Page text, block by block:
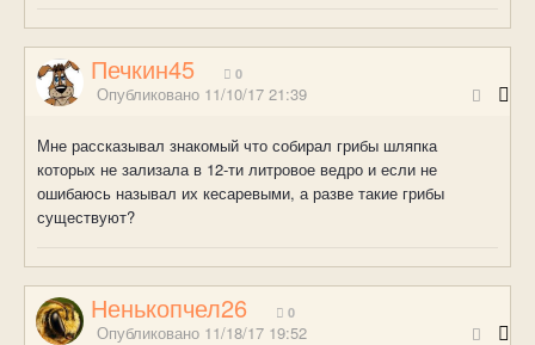
Печкин45 0
Опубликовано 11/10/17 21:39
Мне рассказывал знакомый что собирал грибы шляпка
которых не зализала в 12-ти литровое ведро и если не
ошибаюсь называл их кесаревыми, а разве такие грибы
существуют?
Ненькопчел26 0
Опубликовано 11/18/17 19:52